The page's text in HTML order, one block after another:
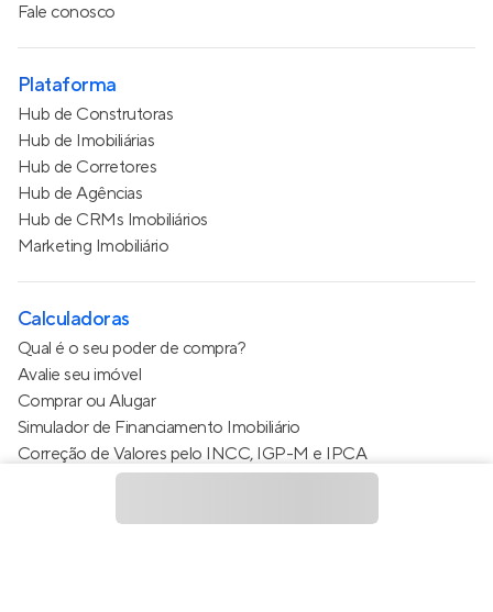
Fale conosco
Plataforma
Hub de Construtoras
Hub de Imobiliárias
Hub de Corretores
Hub de Agências
Hub de CRMs Imobiliários
Marketing Imobiliário
Calculadoras
Qual é o seu poder de compra?
Avalie seu imóvel
Comprar ou Alugar
Simulador de Financiamento Imobiliário
Correção de Valores pelo INCC, IGP-M e IPCA
Estimativa de valor do condomínio